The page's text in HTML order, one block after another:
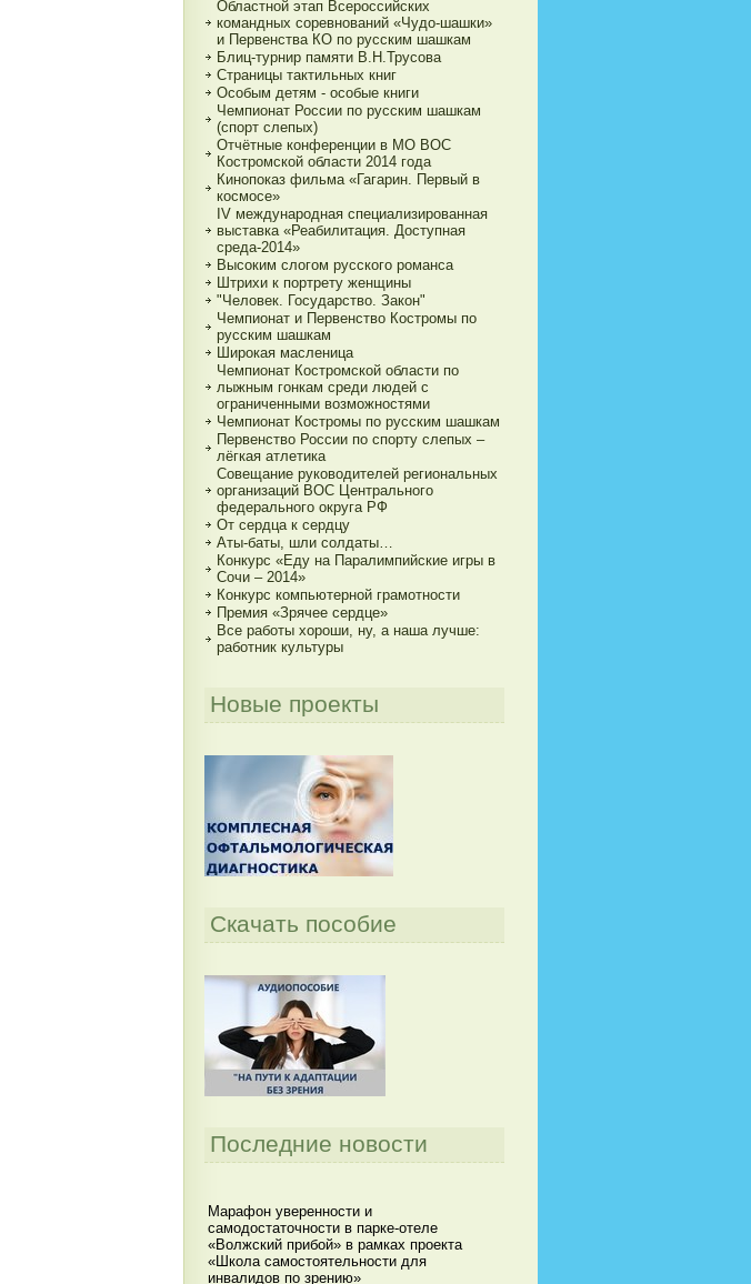
Областной этап Всероссийских
командных соревнований «Чудо-шашки»
и Первенства КО по русским шашкам
Блиц-турнир памяти В.Н.Трусова
Страницы тактильных книг
Особым детям - особые книги
Чемпионат России по русским шашкам
(спорт слепых)
Отчётные конференции в МО ВОС
Костромской области 2014 года
Кинопоказ фильма «Гагарин. Первый в
космосе»
IV международная специализированная
выставка «Реабилитация. Доступная
среда-2014»
Высоким слогом русского романса
Штрихи к портрету женщины
"Человек. Государство. Закон"
Чемпионат и Первенство Костромы по
русским шашкам
Широкая масленица
Чемпионат Костромской области по
лыжным гонкам среди людей с
ограниченными возможностями
Чемпионат Костромы по русским шашкам
Первенство России по спорту слепых –
лёгкая атлетика
Совещание руководителей региональных
организаций ВОС Центрального
федерального округа РФ
От сердца к сердцу
Аты-баты, шли солдаты…
Конкурс «Еду на Паралимпийские игры в
Сочи – 2014»
Конкурс компьютерной грамотности
Премия «Зрячее сердце»
Все работы хороши, ну, а наша лучше:
работник культуры
Новые проекты
Скачать пособие
Последние новости
Марафон уверенности и
самодостаточности в парке-отеле
«Волжский прибой» в рамках проекта
«Школа самостоятельности для
инвалидов по зрению»